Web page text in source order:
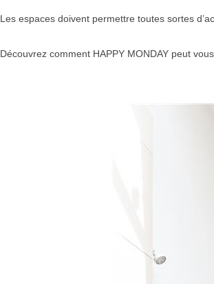
Les espaces doivent permettre toutes sortes
Découvrez comment HAPPY MONDAY peut